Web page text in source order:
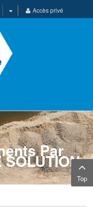
Accès privé
Par
Top